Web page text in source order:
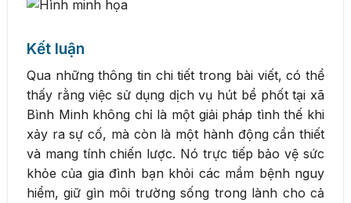
Kết luận
Qua những thông tin chi tiết trong bài viết, có thể
thấy rằng việc sử dụng dịch vụ hút bể phốt tại xã
Bình Minh không chỉ là một giải pháp tình thế khi
xảy ra sự cố, mà còn là một hành động cần thiết
và mang tính chiến lược. Nó trực tiếp bảo vệ sức
khỏe của gia đình bạn khỏi các mầm bệnh nguy
hiểm, giữ gìn môi trường sống trong lành cho cả